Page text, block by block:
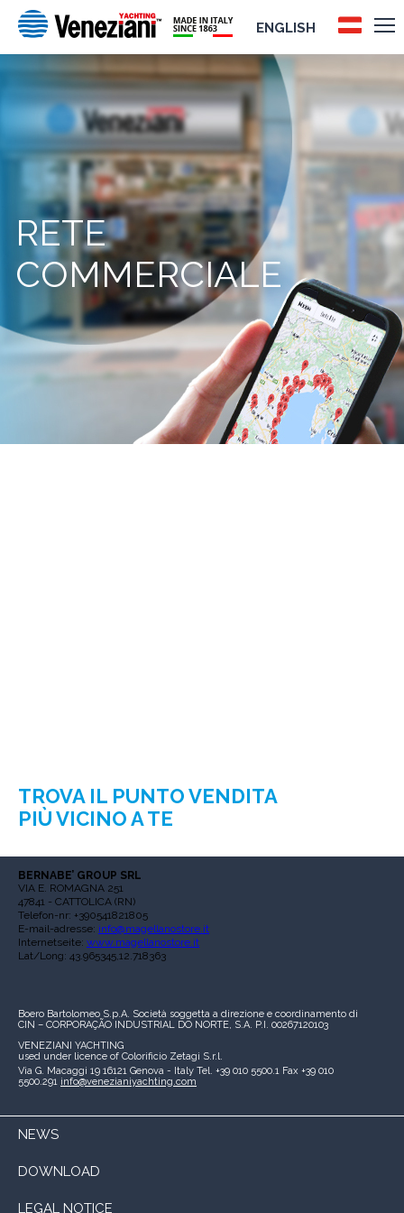
ENGLISH
RETE
COMMERCIALE
TROVA IL PUNTO VENDITA
PIÙ VICINO A TE
BERNABE’ GROUP SRL
VIA E. ROMAGNA 251
47841 - CATTOLICA (RN)
Telefon-nr: +390541821805
E-mail-adresse: info@magellanostore.it
Internetseite: www.magellanostore.it
Lat/Long: 43.965345,12.718363
Boero Bartolomeo S.p.A. Società soggetta a direzione e coordinamento di
CIN – CORPORAÇÃO INDUSTRIAL DO NORTE, S.A. P.I. 00267120103
VENEZIANI YACHTING
used under licence of Colorificio Zetagi S.r.l.
Via G. Macaggi 19 16121 Genova - Italy Tel. +39 010 5500.1 Fax +39 010
5500.291 info@venezianiyachting.com
NEWS
DOWNLOAD
LEGAL NOTICE